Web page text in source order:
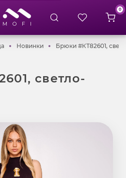
0
Женская одежда
НовинкиНовинкиБрюки #КТ82601,
светло-